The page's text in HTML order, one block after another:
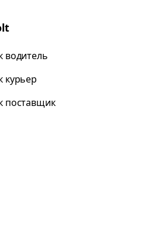
водитель
курьер
поставщик